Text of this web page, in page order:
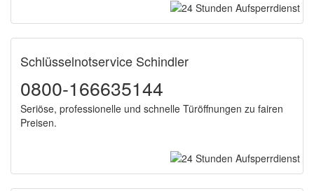
Schlüsselnotservice Schindler
0800-166635144
Seriöse, professionelle und schnelle Türöffnungen zu fairen
Preisen.